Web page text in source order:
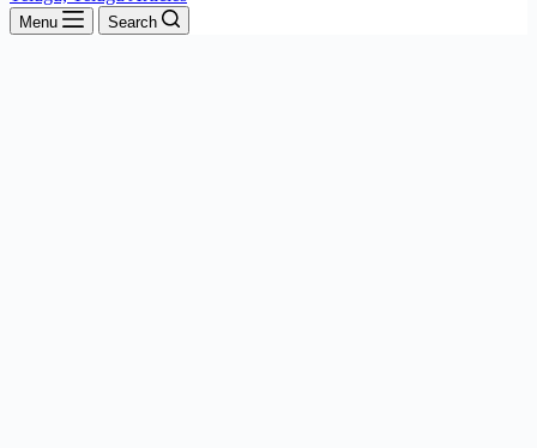
Menu Search